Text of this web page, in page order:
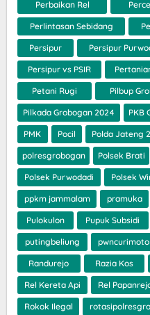
Perbaikan Rel
Perlintasan Sebidang
Persipur Persipur
Persipur vs PSIR
Petani Rugi Pilbup
Pilkada Grobogan 2024 PKB
PMK Pocil Polda Jateng
polresgrobogan Polsek Brati
Polsek Purwodadi Polsek
ppkm jammalam pramuka
Pulokulon Pupuk Subsidi
putingbeliung
Randurejo Razia Kos
Rel Kereta Api Rel
Rokok Ilegal